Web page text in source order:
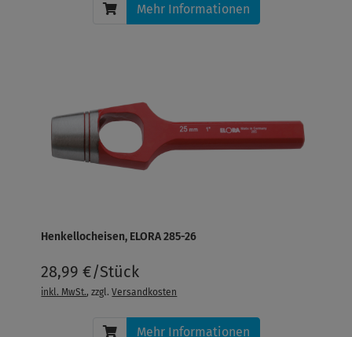
Mehr Informationen
Henkellocheisen, ELORA 285-26
28,99 €/Stück
inkl. MwSt., zzgl.Versandkosten
Mehr Informationen